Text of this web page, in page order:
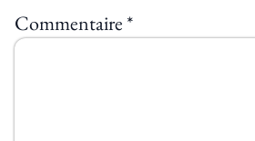
Commentaire*